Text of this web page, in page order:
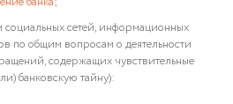
социальных сетей, информационных
по общим вопросам о деятельности
содержащих чувствительные
банковскую тайну):